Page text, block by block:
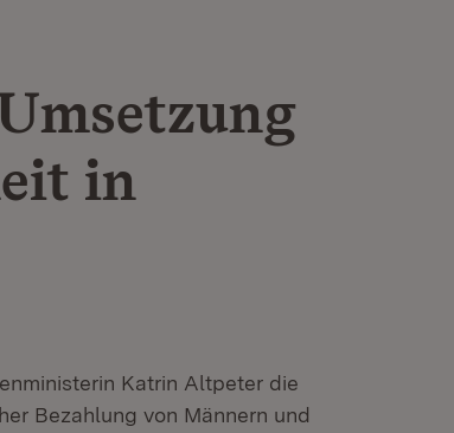
in
Katrin Altpeter die
Bezahlung von Männern und